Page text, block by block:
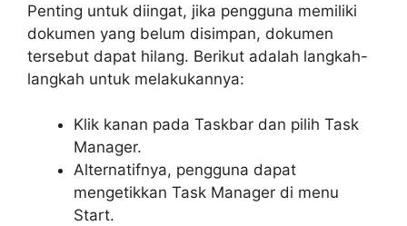
Penting untuk diingat, jika pengguna memiliki
dokumen yang belum disimpan, dokumen
tersebut dapat hilang. Berikut adalah langkah-
langkah untuk melakukannya:
Klik kanan pada Taskbar dan pilih Task
Manager.
Alternatifnya, pengguna dapat
mengetikkan Task Manager di menu
Start.